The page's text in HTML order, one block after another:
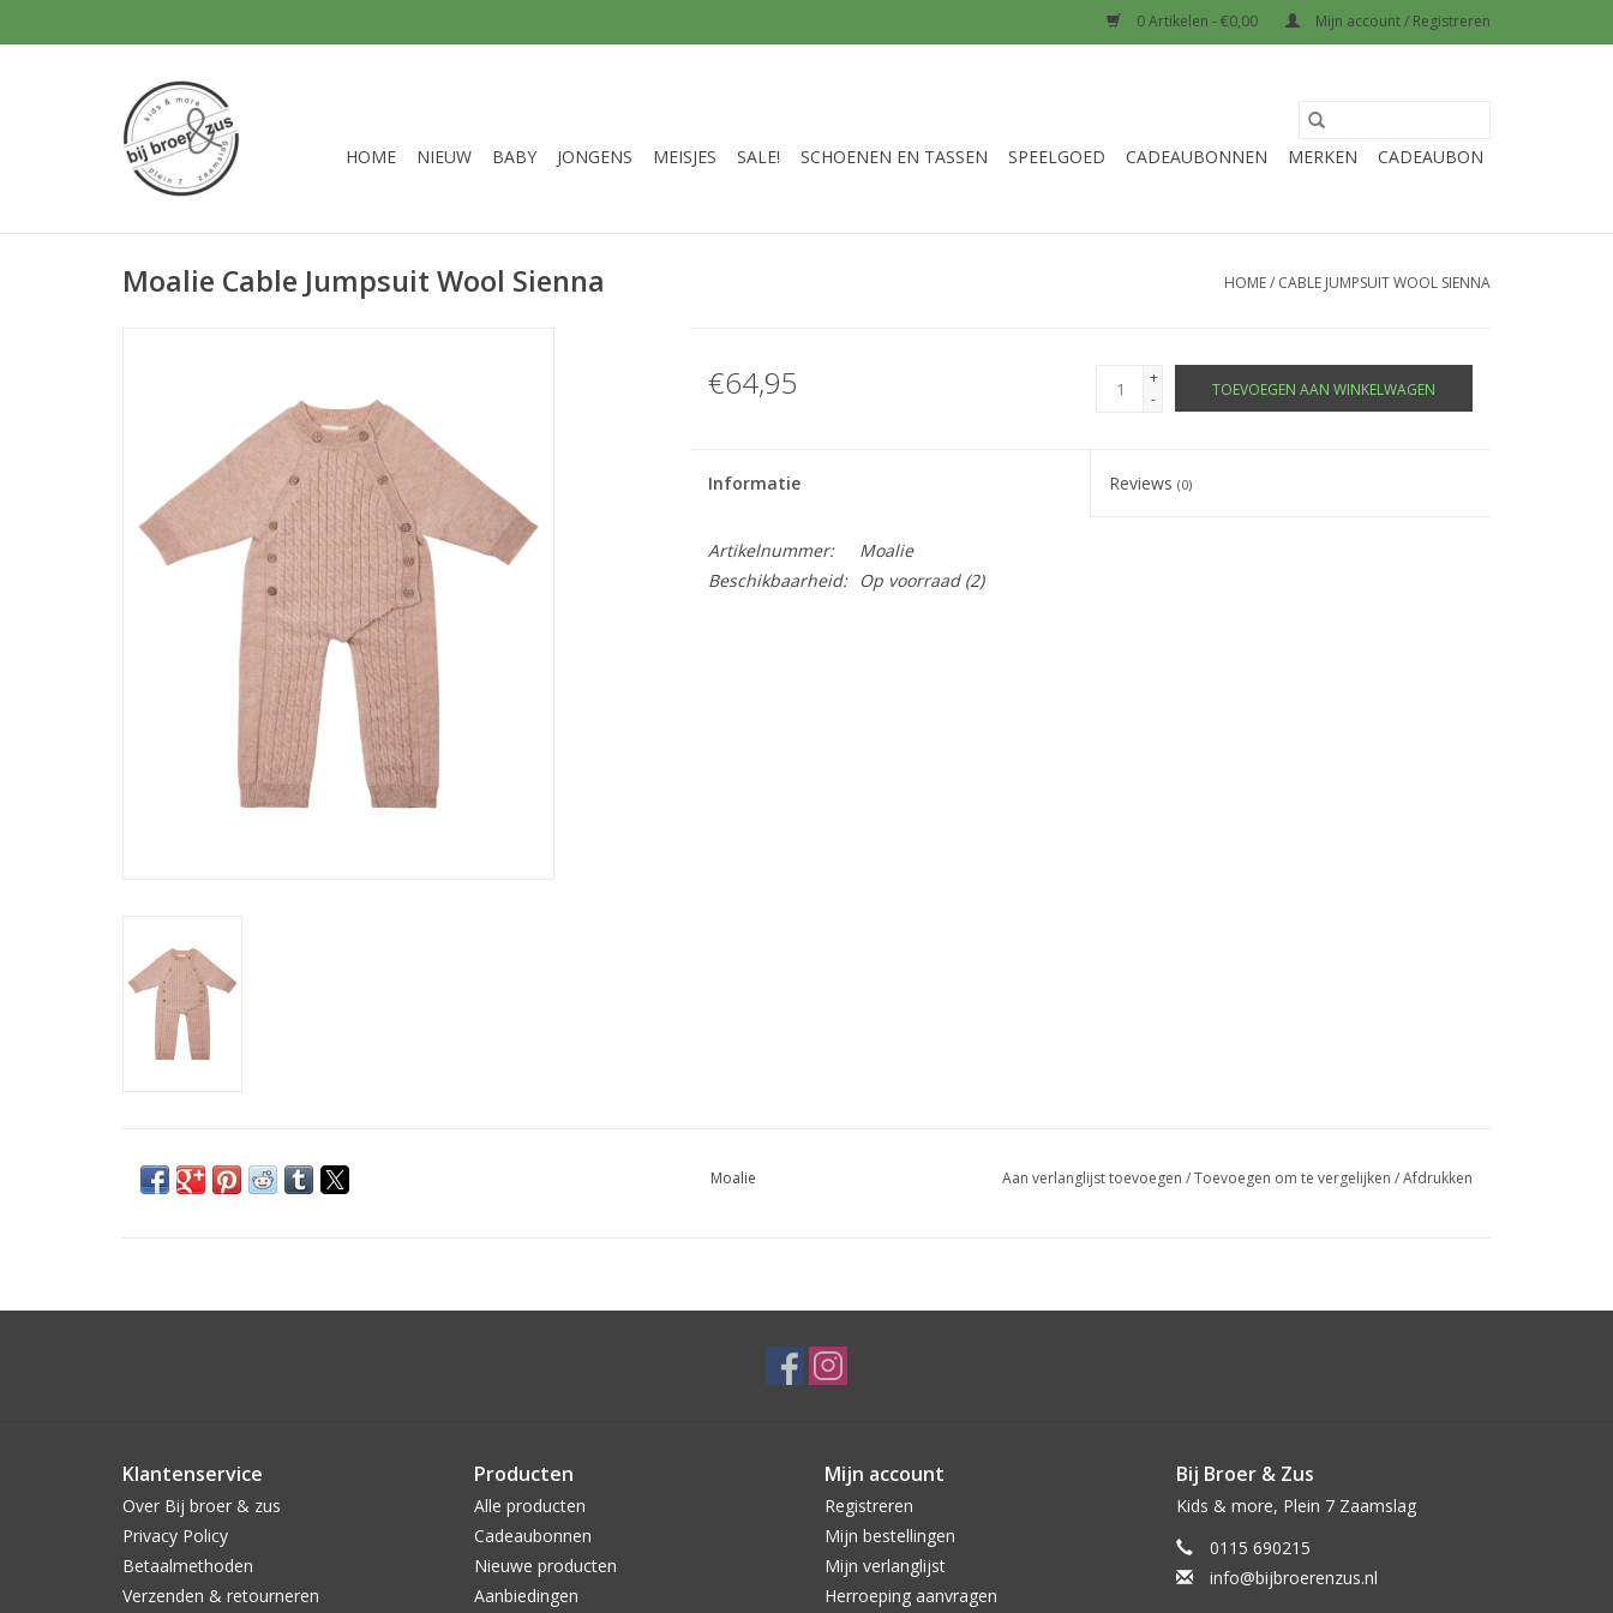
0 Artikelen - €0,00 Mijn account / Registreren
HOME NIEUW BABY JONGENS MEISJES SALE! SCHOENEN EN TASSEN SPEELGOED CADEAUBONNEN MERKEN CADEAUBON
Moalie Cable Jumpsuit Wool Sienna HOME/ CABLE JUMPSUIT WOOL SIENNA
€64,95
+
-
TOEVOEGEN AAN WINKELWAGEN
Informatie Reviews(0)
Artikelnummer:
Moalie
Beschikbaarheid:
Op voorraad(2)
Moalie Aan verlanglijst toevoegen /Toevoegen om te vergelijken /Afdrukken
Klantenservice
Over Bij broer & zus
Privacy Policy
Betaalmethoden
Verzenden & retourneren
Producten
Alle producten
Cadeaubonnen
Nieuwe producten
Aanbiedingen
Mijn account
Registreren
Mijn bestellingen
Mijn verlanglijst
Herroeping aanvragen
Bij Broer & Zus
Kids & more, Plein 7 Zaamslag
0115 690215
info@bijbroerenzus.nl